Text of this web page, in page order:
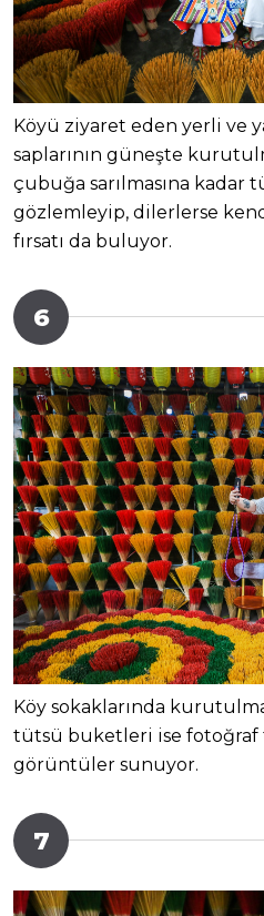
Köyü ziyaret eden yerli ve
saplarının güneşte
çubuğa sarılmasına kadar
gözlemleyip, dilerlerse
fırsatı da buluyor.
6
Köy sokaklarında
tütsü buketleri ise fotoğraf
görüntüler sunuyor.
7